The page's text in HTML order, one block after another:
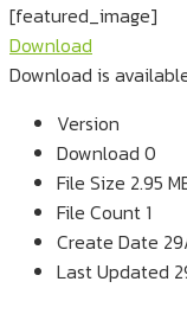
[featured_image]
Download
Download is
Version
Download 0
File Size 2.95
File Count 1
Create Date
Last Updated